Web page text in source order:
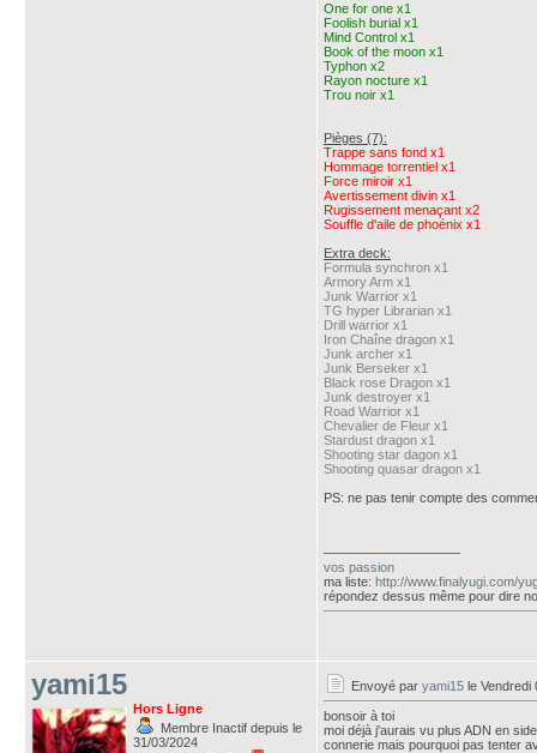
One for one x1
Foolish burial x1
Mind Control x1
Book of the moon x1
Typhon x2
Rayon nocture x1
Trou noir x1
Pièges (7):
Trappe sans fond x1
Hommage torrentiel x1
Force miroir x1
Avertissement divin x1
Rugissement menaçant x2
Souffle d'aile de phoénix x1
Extra deck:
Formula synchron x1
Armory Arm x1
Junk Warrior x1
TG hyper Librarian x1
Drill warrior x1
Iron Chaîne dragon x1
Junk archer x1
Junk Berseker x1
Black rose Dragon x1
Junk destroyer x1
Road Warrior x1
Chevalier de Fleur x1
Stardust dragon x1
Shooting star dagon x1
Shooting quasar dragon x1
PS: ne pas tenir compte des
vos passion
ma liste: http://www.finalyugi.com/
répondez dessus même pour dire
yami15
Hors Ligne
Membre Inactif depuis le
31/03/2024
Envoyé par yami15 le Vendredi
bonsoir à toi
moi déjà j'aurais vu plus ADN en
connerie mais pourquoi pas tenter